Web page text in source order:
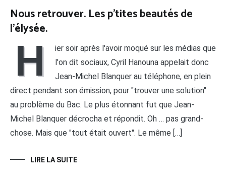
Nous retrouver. Les p’tites beautés de
l’élysée.
H
ier soir après l'avoir moqué sur les médias que
l'on dit sociaux, Cyril Hanouna appelait donc
Jean-Michel Blanquer au téléphone, en plein
direct pendant son émission, pour "trouver une solution"
au problème du Bac. Le plus étonnant fut que Jean-
Michel Blanquer décrocha et répondit. Oh … pas grand-
chose. Mais que "tout était ouvert". Le même […]
LIRE LA SUITE